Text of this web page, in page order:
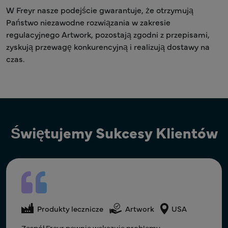
W Freyr nasze podejście gwarantuje, że otrzymują
Państwo niezawodne rozwiązania w zakresie
regulacyjnego Artwork, pozostają zgodni z przepisami,
zyskują przewagę konkurencyjną i realizują dostawy na
czas.
Świętujemy Sukcesy Klientów
Produkty lecznicze Artwork
Kanada
Produkty lecznicze Artwork
USA
Produkty lecznicze Artwork
USA